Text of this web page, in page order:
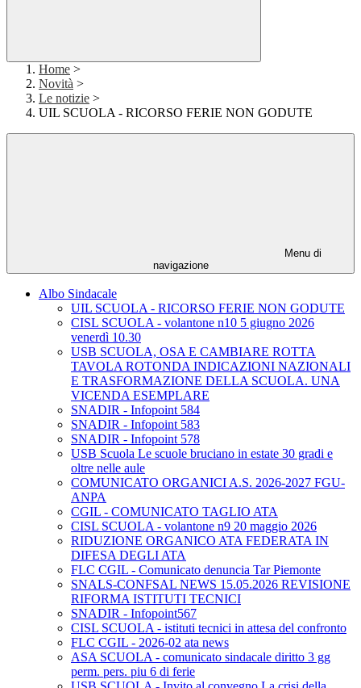
Home >
Novità >
Le notizie >
UIL SCUOLA - RICORSO FERIE NON GODUTE
Menu di
navigazione
Albo Sindacale
UIL SCUOLA - RICORSO FERIE NON GODUTE
CISL SCUOLA - volantone n10 5 giugno 2026
venerdì 10.30
USB SCUOLA, OSA E CAMBIARE ROTTA
TAVOLA ROTONDA INDICAZIONI NAZIONALI
E TRASFORMAZIONE DELLA SCUOLA. UNA
VICENDA ESEMPLARE
SNADIR - Infopoint 584
SNADIR - Infopoint 583
SNADIR - Infopoint 578
USB Scuola Le scuole bruciano in estate 30 gradi e
oltre nelle aule
COMUNICATO ORGANICI A.S. 2026-2027 FGU-
ANPA
CGIL - COMUNICATO TAGLIO ATA
CISL SCUOLA - volantone n9 20 maggio 2026
RIDUZIONE ORGANICO ATA FEDERATA IN
DIFESA DEGLI ATA
FLC CGIL - Comunicato denuncia Tar Piemonte
SNALS-CONFSAL NEWS 15.05.2026 REVISIONE
RIFORMA ISTITUTI TECNICI
SNADIR - Infopoint567
CISL SCUOLA - istituti tecnici in attesa del confronto
FLC CGIL - 2026-02 ata news
ASA SCUOLA - comunicato sindacale diritto 3 gg
perm. pers. piu 6 di ferie